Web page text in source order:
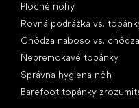
Ploché nohy
Rovná podrážka vs.
Chôdza naboso vs.
Nepremokavé topánky
Správna hygiena nôh
Barefoot topánky